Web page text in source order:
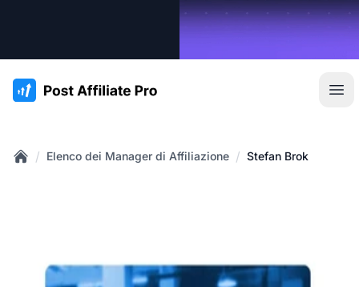
:site.title
/ Elenco dei Manager di Affiliazione / Stefan Brok